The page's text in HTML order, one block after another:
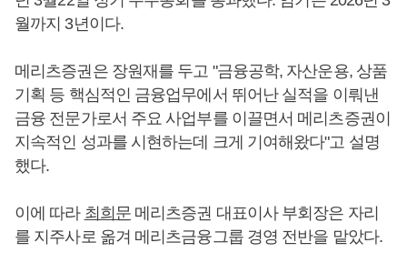
월까지 3년이다.
메리츠증권은 장원재를 두고 "금융공학, 자산운용, 상품
기획 등 핵심적인 금융업무에서 뛰어난 실적을 이뤄낸
금융 전문가로서 주요 사업부를 이끌면서 메리츠증권이
지속적인 성과를 시현하는데 크게 기여해왔다"고 설명
했다.
이에 따라 최희문메리츠증권 대표이사 부회장은 자리
를 지주사로 옮겨 메리츠금융그룹 경영 전반을 맡았다.